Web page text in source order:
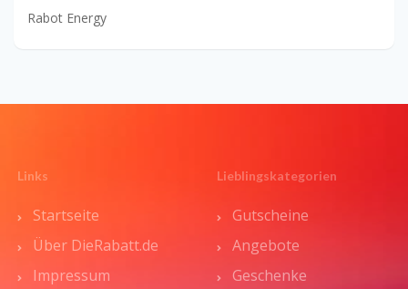
Rabot Energy
Links
Startseite
Über DieRabatt.de
Impressum
Lieblingskategorien
Gutscheine
Angebote
Geschenke